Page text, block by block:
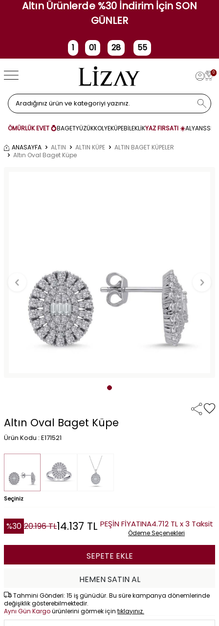
Altın Ürünlerde %30 İndirim İçin SON
GÜNLER
1
Gün
01
Saat
28 54
0
ÖMÜRLÜK EVET 💍BAGETYÜZÜKKOLYEKÜPEBİLEKLİKYAZ FIRSATI ☀️ALYANS
ANASAYFA ALTIN ALTIN KÜPE
ALTIN BAGET KÜPELER
Altın Oval Baget Küpe
Altın Oval Baget Küpe
Ürün Kodu : E171521
Seçiniz
%30 20.196TL14.137 TL PEŞİN FİYATINA4.712 TL x 3 Taksit
Ödeme Seçenekleri
SEPETE EKLE
HEMEN SATIN AL
Tahmini Gönderi: 15 iş günüdür. Bu süre kampanya dönemlerinde
değişiklik gösterebilmektedir.
Aynı Gün Kargoürünlerini görmek için tıklayınız.